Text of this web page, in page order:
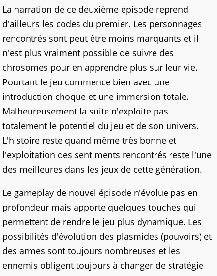
La narration de ce deuxième épisode reprend
d'ailleurs les codes du premier. Les personnages
rencontrés sont peut être moins marquants et il
n'est plus vraiment possible de suivre des
chrosomes pour en apprendre plus sur leur vie.
Pourtant le jeu commence bien avec une
introduction choque et une immersion totale.
Malheureusement la suite n'exploite pas
totalement le potentiel du jeu et de son univers.
L'histoire reste quand même très bonne et
l'exploitation des sentiments rencontrés reste l'une
des meilleures dans les jeux de cette génération.
Le gameplay de nouvel épisode n'évolue pas en
profondeur mais apporte quelques touches qui
permettent de rendre le jeu plus dynamique. Les
possibilités d'évolution des plasmides (pouvoirs) et
des armes sont toujours nombreuses et les
ennemis obligent toujours à changer de stratégie